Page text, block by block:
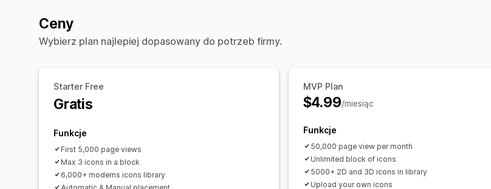
Dymki
Responsywność na
Planowanie
Pozycja ręczna
Niestandardowe strony
Strona kolekcji
Ceny
Wybierz plan najlepiej dopasowany do potrzeb firmy.
Starter Free
Gratis
Funkcje
First 5,000 page views
Max 3 icons in a block
6,000+ moderns icons library
MVP Plan
$4.99/miesiąc
Funkcje
50,000 page view per month
Unlimited block of icons
5000+ 2D and 3D icons in library
Upload your own icons